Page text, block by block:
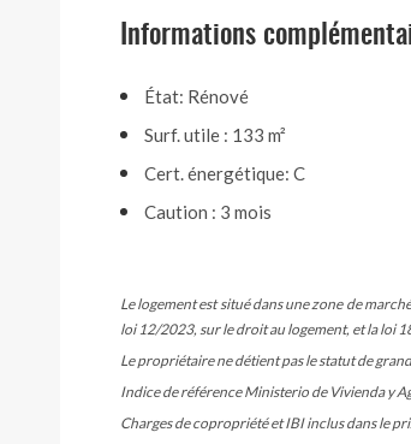
Informations
État: Rénové
Surf. utile : 133 m²
Cert. énergétique: C
Caution : 3 mois
Le logement est situé dans une zone de
loi 12/2023, sur le droit au logement, et la loi
Le propriétaire ne détient pas le statut de
Indice de référence Ministerio de Vivienda y
Charges de copropriété et IBI inclus dans le